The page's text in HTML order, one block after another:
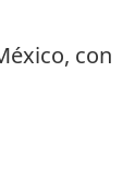
con